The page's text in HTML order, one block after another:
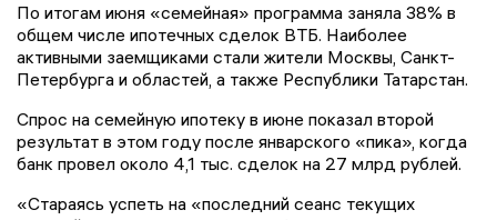
По итогам июня «семейная» программа заняла 38% в
общем числе ипотечных сделок ВТБ. Наиболее
активными заемщиками стали жители Москвы, Санкт-
Петербурга и областей, а также Республики Татарстан.
Спрос на семейную ипотеку в июне показал второй
результат в этом году после январского «пика», когда
банк провел около 4,1 тыс. сделок на 27 млрд рублей.
«Стараясь успеть на «последний сеанс текущих